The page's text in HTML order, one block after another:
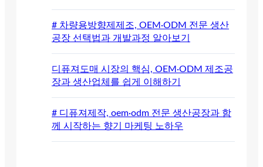
# 차량용방향제제조, OEM·ODM 전문 생산
공장 선택법과 개발과정 알아보기
디퓨져도매 시장의 핵심, OEM·ODM 제조공
장과 생산업체를 쉽게 이해하기
# 디퓨져제작, oem·odm 전문 생산공장과 함
께 시작하는 향기 마케팅 노하우